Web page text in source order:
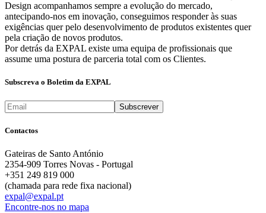
Design acompanhamos sempre a evolução do mercado,
antecipando-nos em inovação, conseguimos responder às suas
exigências quer pelo desenvolvimento de produtos existentes quer
pela criação de novos produtos.
Por detrás da EXPAL existe uma equipa de profissionais que
assume uma postura de parceria total com os Clientes.
Subscreva o Boletim da EXPAL
Contactos
Gateiras de Santo António
2354-909 Torres Novas - Portugal
+351 249 819 000
(chamada para rede fixa nacional)
expal@expal.pt
Encontre-nos no mapa